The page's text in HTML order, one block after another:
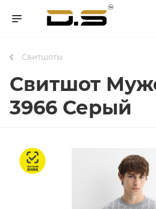
Свитшоты
Свитшот
3966 Серый
Честный знак